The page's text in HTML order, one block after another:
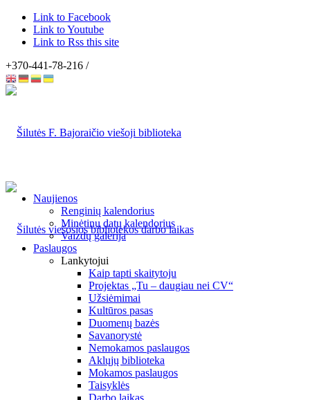
Link to Facebook
Link to Youtube
Link to Rss this site
+370-441-78-216 /
Naujienos
Renginių kalendorius
Minėtinų datų kalendorius
Vaizdų galerija
Paslaugos
Lankytojui
Kaip tapti skaitytoju
Projektas „Tu – daugiau nei CV“
Užsiėmimai
Kultūros pasas
Duomenų bazės
Savanorystė
Nemokamos paslaugos
Aklųjų biblioteka
Mokamos paslaugos
Taisyklės